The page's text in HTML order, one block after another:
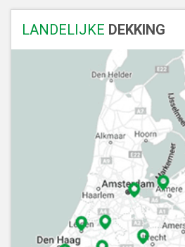
LANDELIJKE DEKKING